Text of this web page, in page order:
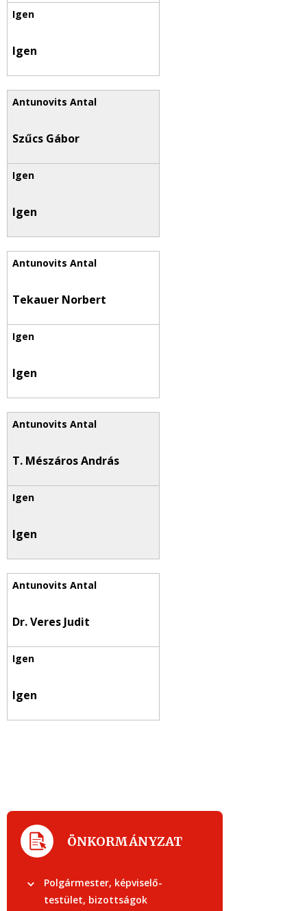
Igen
Szűcs Gábor
Igen
Tekauer Norbert
Igen
T. Mészáros András
Igen
Dr. Veres Judit
Igen
ÖNKORMÁNYZAT
Polgármester, képviselő-
testület, bizottságok